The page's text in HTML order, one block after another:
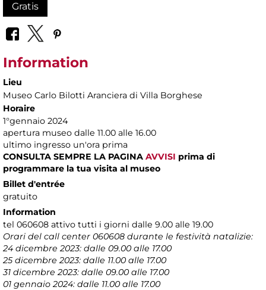
Gratis
Information
Lieu
Museo Carlo Bilotti Aranciera di Villa Borghese
Horaire
1°gennaio 2024
apertura museo dalle 11.00 alle 16.00
ultimo ingresso un'ora prima
CONSULTA SEMPRE LA PAGINA AVVISI prima di
programmare la tua visita al museo
Billet d'entrée
gratuito
Information
tel 060608 attivo tutti i giorni dalle 9.00 alle 19.00
Orari del call center 060608 durante le festività natalizie:
24 dicembre 2023: dalle 09.00 alle 17.00
25 dicembre 2023: dalle 11.00 alle 17.00
31 dicembre 2023: dalle 09.00 alle 17.00
01 gennaio 2024: dalle 11.00 alle 17.00